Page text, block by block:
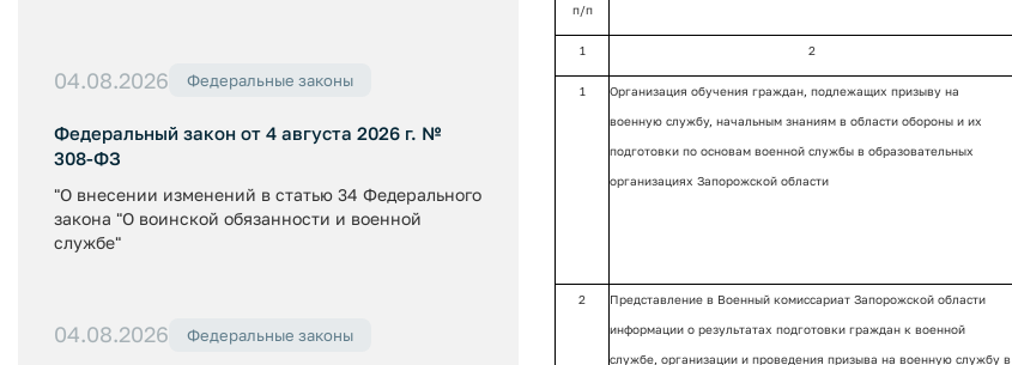
04.08.2026 Федеральные законы
Федеральный закон от 4 августа 2026 г. №
308-ФЗ
"О внесении изменений в статью 34 Федерального
закона "О воинской обязанности и военной
службе"
04.08.2026 Федеральные законы
п/п
1 2
1 Организация обучения граждан, подлежащих призыву на
военную службу, начальным знаниям в области обороны и их
подготовки по основам военной службы в образовательных
организациях Запорожской области
2 Представление в Военный комиссариат Запорожской области
информации о результатах подготовки граждан к военной
службе, организации и проведения призыва на военную службу в